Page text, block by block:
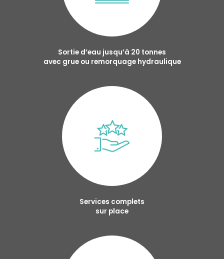
Sortie d’eau jusqu’à 20 tonnes
avec grue ou remorquage hydraulique
Services complets
sur place